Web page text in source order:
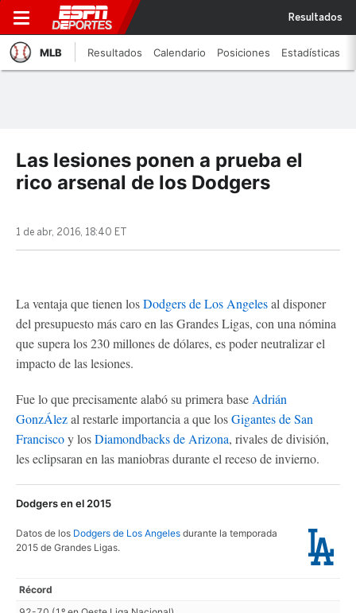
Resultados
MLB Resultados Calendario Posiciones Estadísticas
Las lesiones ponen a prueba el
rico arsenal de los Dodgers
1 de abr, 2016, 18:40 ET
La ventaja que tienen losDodgers de Los Angelesal disponer
del presupuesto más caro en las Grandes Ligas, con una nómina
que supera los 230 millones de dólares, es poder neutralizar el
impacto de las lesiones.
Fue lo que precisamente alabó su primera base Adrián
GonzÁlezal restarle importancia a que losGigantes de San
Franciscoy losDiamondbacks de Arizona, rivales de división,
les eclipsaran en las maniobras durante el receso de invierno.
Dodgers en el 2015
Datos de los Dodgers de Los Angeles durante la temporada
2015 de Grandes Ligas.
Récord